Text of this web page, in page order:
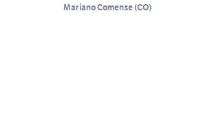
Mariano Comense(CO)